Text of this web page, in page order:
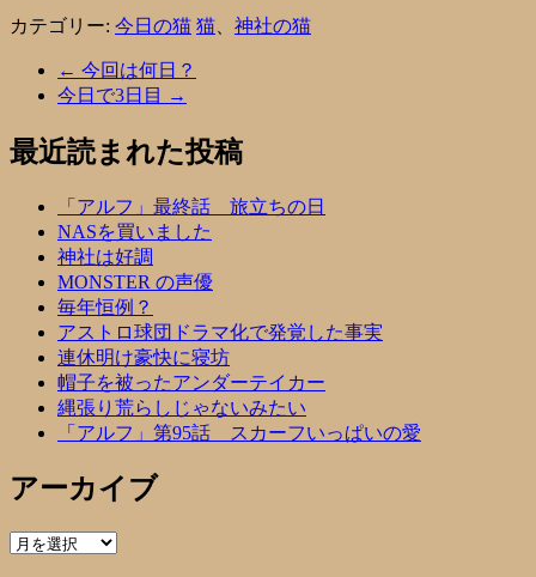
カテゴリー: 今日の猫 猫 神社の猫
← 今回は何日？
今日で3日目
→
最近読まれた投稿
「アルフ」最終話 旅立ちの日
NASを買いました
神社は好調
MONSTER の声優
毎年恒例？
アストロ球団ドラマ化で発覚した事実
連休明け豪快に寝坊
帽子を被ったアンダーテイカー
縄張り荒らしじゃないみたい
「アルフ」第95話 スカーフいっぱいの愛
アーカイブ
ア